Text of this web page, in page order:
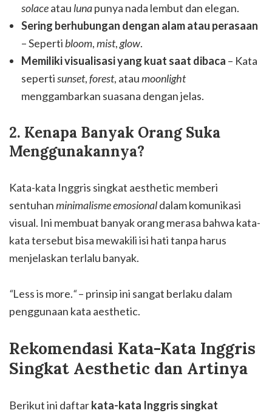
solaceatau lunapunya nada lembut dan elegan.
Sering berhubungan dengan alam atau perasaan
– Seperti bloom,mist,glow.
Memiliki visualisasi yang kuat saat dibaca – Kata
sepertisunset,forest, ataumoonlight
menggambarkan suasana dengan jelas.
2. Kenapa Banyak Orang Suka
Menggunakannya?
Kata-kata Inggris singkat aesthetic memberi
sentuhanminimalisme emosionaldalam komunikasi
visual. Ini membuat banyak orang merasa bahwa kata-
kata tersebut bisa mewakili isi hati tanpa harus
menjelaskan terlalu banyak.
“Less is more.“– prinsip ini sangat berlaku dalam
penggunaan kata aesthetic.
Rekomendasi Kata-Kata Inggris
Singkat Aesthetic dan Artinya
Berikut ini daftarkata-kata Inggris singkat